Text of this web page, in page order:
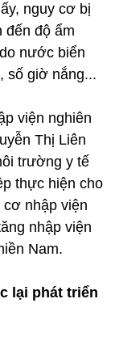
nguy cơ bị
đến độ ẩm
nước biển
số giờ nắng...
viện nghiên
Thị Liên
trường y tế
thực hiện cho
cơ nhập viện
nhập viện
Nam.
lại phát triển